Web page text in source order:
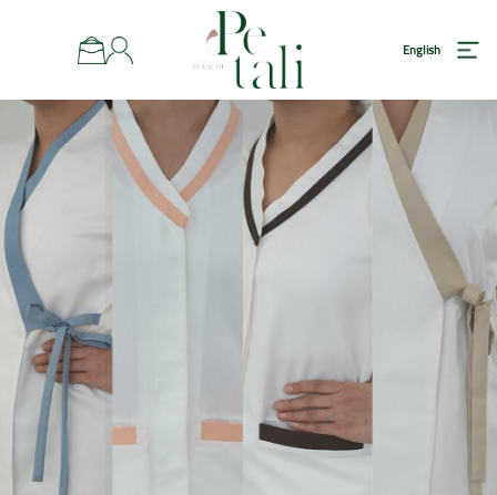
English